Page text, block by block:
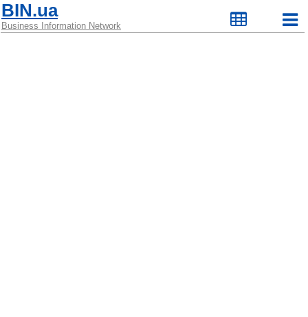
BIN.ua
Business Information Network